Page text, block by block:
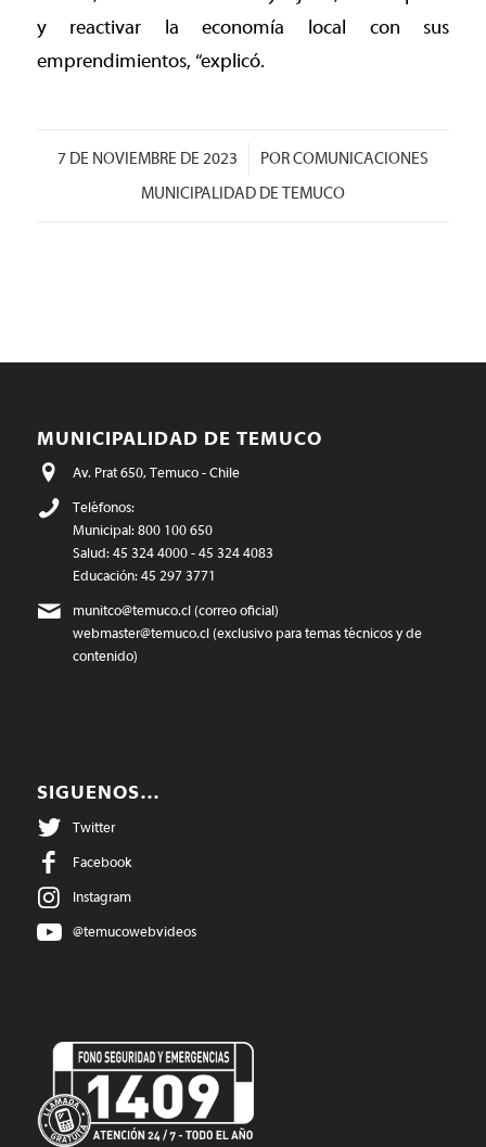
y reactivar la economía local con sus
emprendimientos, “explicó.
7 DE NOVIEMBRE DE 2023
/ PORCOMUNICACIONES
MUNICIPALIDAD DE TEMUCO
MUNICIPALIDAD DE TEMUCO
Av. Prat 650, Temuco - Chile
Teléfonos:
Municipal: 800 100 650
Salud: 45 324 4000 - 45 324 4083
Educación: 45 297 3771
munitco@temuco.cl(correo oficial)
webmaster@temuco.cl(exclusivo para temas técnicos y de
contenido)
SIGUENOS…
Twitter
Facebook
Instagram
@temucowebvideos